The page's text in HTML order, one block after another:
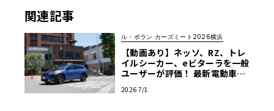
関連記事
ル・ボラン カーズミート2026横浜
【動画あり】ネッソ、RZ、トレ
イルシーカー、eビターラを一般
ユーザーが評価！ 最新電動車体
ーズミート2026横浜】
2026 7/1